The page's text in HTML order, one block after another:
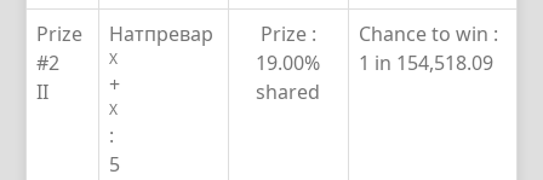
Prize
#2
II
Натпревар
X
+
X
:
5
Prize :
19.00%
shared
Chance to win :
1 in 154,518.09